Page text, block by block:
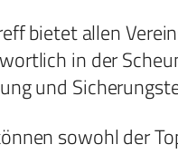
bietet allen
in der
und
sowohl der